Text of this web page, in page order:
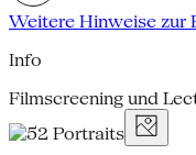
Weitere Hinweise zur
Info
Filmscreening und